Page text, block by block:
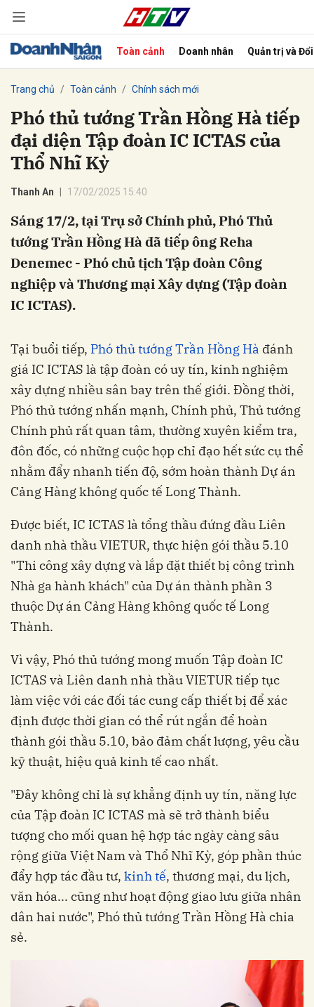
Toàn cảnh Doanh nhân Quản trị và
Trang chủ Toàn cảnh Chính sách mới
Phó thủ tướng Trần Hồng Hà tiếp
đại diện Tập đoàn IC ICTAS của
Thổ Nhĩ Kỳ
Thanh An 17/02/2025 15:40
Sáng 17/2, tại Trụ sở Chính phủ, Phó Thủ
tướng Trần Hồng Hà đã tiếp ông Reha
Denemec - Phó chủ tịch Tập đoàn Công
nghiệp và Thương mại Xây dựng (Tập đoàn
IC ICTAS).
Tại buổi tiếp, Phó thủ tướng Trần Hồng Hà đánh
giá IC ICTAS là tập đoàn có uy tín, kinh nghiệm
xây dựng nhiều sân bay trên thế giới. Đồng thời,
Phó thủ tướng nhấn mạnh, Chính phủ, Thủ tướng
Chính phủ rất quan tâm, thường xuyên kiểm tra,
đôn đốc, có những cuộc họp chỉ đạo hết sức cụ thể
nhằm đẩy nhanh tiến độ, sớm hoàn thành Dự án
Cảng Hàng không quốc tế Long Thành.
Được biết, IC ICTAS là tổng thầu đứng đầu Liên
danh nhà thầu VIETUR, thực hiện gói thầu 5.10
"Thi công xây dựng và lắp đặt thiết bị công trình
Nhà ga hành khách" của Dự án thành phần 3
thuộc Dự án Cảng Hàng không quốc tế Long
Thành.
Vì vậy, Phó thủ tướng mong muốn Tập đoàn IC
ICTAS và Liên danh nhà thầu VIETUR tiếp tục
làm việc với các đối tác cung cấp thiết bị để xác
định được thời gian có thể rút ngắn để hoàn
thành gói thầu 5.10, bảo đảm chất lượng, yêu cầu
kỹ thuật, hiệu quả kinh tế cao nhất.
"Đây không chỉ là sự khẳng định uy tín, năng lực
của Tập đoàn IC ICTAS mà sẽ trở thành biểu
tượng cho mối quan hệ hợp tác ngày càng sâu
rộng giữa Việt Nam và Thổ Nhĩ Kỳ, góp phần thúc
đẩy hợp tác đầu tư, kinh tế, thương mại, du lịch,
văn hóa... cũng như hoạt động giao lưu giữa nhân
dân hai nước", Phó thủ tướng Trần Hồng Hà chia
sẻ.
Hủy